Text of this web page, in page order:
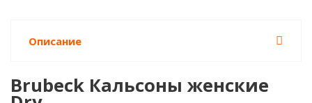
Описание
Brubeck Кальсоны женские